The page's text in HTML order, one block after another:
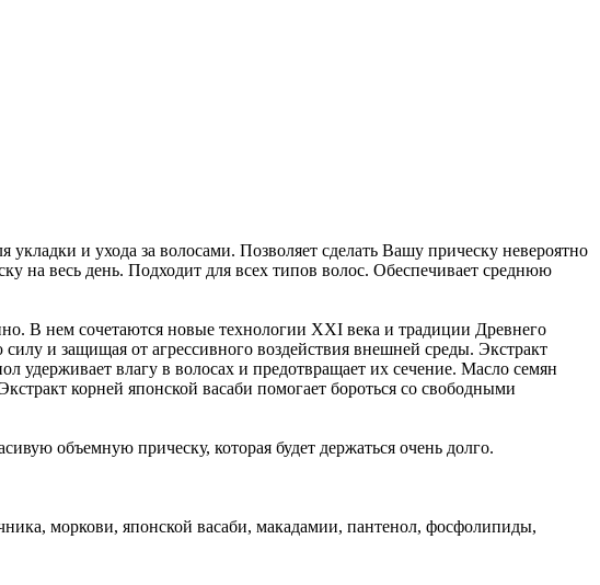
и ухода за волосами. Позволяет сделать Вашу прическу невероятно
на весь день. Подходит для всех типов волос. Обеспечивает среднюю
В нем сочетаются новые технологии XXI века и традиции Древнего
и защищая от агрессивного воздействия внешней среды. Экстракт
влагу в волосах и предотвращает их сечение. Масло семян
корней японской васаби помогает бороться со свободными
объемную прическу, которая будет держаться очень долго.
моркови, японской васаби, макадамии, пантенол, фосфолипиды,